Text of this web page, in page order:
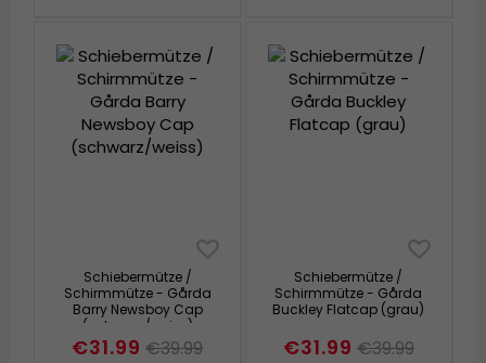
Schiebermütze /
Schirmmütze - Gårda
Barry Newsboy Cap
(schwarz/weiss)
€31.99 €39.99
Schiebermütze /
Schirmmütze - Gårda
Buckley Flatcap (grau)
€31.99 €39.99